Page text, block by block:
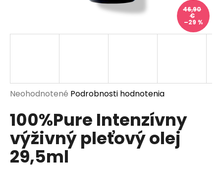
Priemerné
produktu
je
0,0
z
5
Neohodnotené Podrobnosti hodnotenia
100%Pure Intenzívny
výživný pleťový olej
29,5ml
46,90
€
–29 %
s
HĽADAŤ
O